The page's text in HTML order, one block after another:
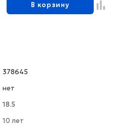
В корзину
378645
нет
18.5
10 лет